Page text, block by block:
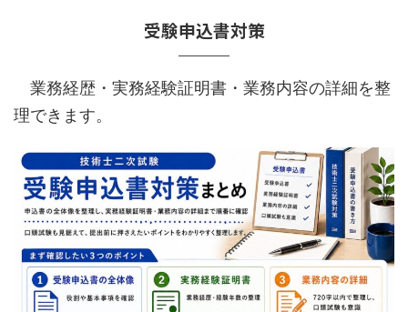
受験申込書対策
業務経歴・実務経験証明書・業務内容の詳細を整
理できます。